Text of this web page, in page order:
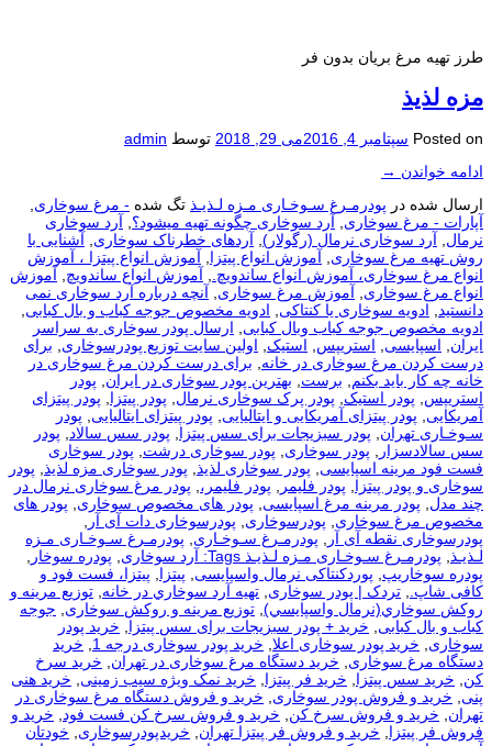
طرز تهیه مرغ بریان بدون فر
مزه لذیذ
Posted on سپتامبر 4, 2016 می 29, 2018 توسط admin
ادامه خواندن →
ارسال شده در پودرمـرغ سـوخـاری مـزه لـذیـذ تگ شده - مرغ سوخاری,
آپارات - مرغ سوخاری, آرد سوخاری چگونه تهیه میشود؟, آرد سوخاری
نرمال, آرد سوخاری نرمال (رگولار), آردهای خطرناک سوخاری, آشنایی با
روش تهیه مرغ سوخاری, آموزش انواع پیتزا, آموزش انواع پیتزا ، آموزش
انواع مرغ سوخاری، آموزش انواع ساندویچ., آموزش انواع ساندویچ, آموزش
انواع مرغ سوخاری, آموزش مرغ سوخاری, آنچه درباره آرد سوخاری نمی
دانستید, ادویه سوخاری یا کنتاکی, ادویه مخصوص جوجه کباب و بال کبابی,
ادویه مخصوص جوجه کباب وبال کبابی, ارسال پودر سوخاری به سراسر
ایران, اسپایسی, استریپس, استیک, اولین سایت توزیع پودرسوخاری, برای
درست كردن مرغ سوخاری در خانه, برای درست كردن مرغ سوخاری در
خانه چه كار باید بكنم, برست, بهترین پودر سوخاری در ایران, پودر
استریپس, پودر استیک, پودر پرک سوخاری نرمال, پودر پیتزا, پودر پیتزای
آمریکایی, پودر پیتزای آمریکایی و ایتالیایی, پودر پیتزای ایتالیایی, پودر
سـوخـاری تهران, پودر سبزیجات برای سس پیتزا, پودر سس سالاد, پودر
سس سالادسزار , پودر سوخاری, پودر سوخاری درشت, پودر سوخاری
فست فود مرینه اسپایسی, پودر سوخاری لذیذ, پودر سوخاری مزه لذیذ, پودر
سوخاری و پودر پیتزا, پودر فلیمر , پودر فلیمر،, پودر مرغ سوخاری نرمال در
چند مدل, پودر مرینه مرغ اسپایسی, پودر های مخصوص سوخاری, پودر های
مخصوص مرغ سوخاری, پودرسوخاری, پودرسوخاری دات آی آر ,
پودرسوخاری نقطه آی آر , پودرمـرغ سـوخـاری, پودرمـرغ سـوخـاری مـزه
لـذیـذ, پودرمـرغ سـوخـاری مـزه لـذیـذ Tags: آرد سوخاری , پودره سوخار ,
پودره سوخاریپ, پوردکنتاکی نرمال واسپایسی, پیتزا, پیتزا، فست فود و
کافی شاپ., تردک | پودر سوخاری, تهيه آرد سوخاري در خانه, توزيع مرينه و
روکش سوخاري(نرمال واسپايسي), توزیع مرینه و روکش سوخاری, جوجه
کباب و بال کبابی, خرید + پودر سبزیجات برای سس پیتزا, خرید پودر
سوخاری, خرید پودر سوخاری اعلا, خرید پودر سوخاری درجه 1 , خرید
دستگاه مرغ سوخاری, خرید دستگاه مرغ سوخاری در تهران, خرید سرخ
کن, خرید سس پیتزا, خرید فر پیتزا, خرید نمک ویژه سیب زمینی, خرید هنی
پنی, خرید و فروش پودر سوخاری, خرید و فروش دستگاه مرغ سوخاری در
تهران, خرید و فروش سرخ کن, خرید و فروش سرخ کن فست فود, خرید و
فروش فر پیتزا, خرید و فروش فر پیتزا تهران, خریدپودرسوخاری, خودتان